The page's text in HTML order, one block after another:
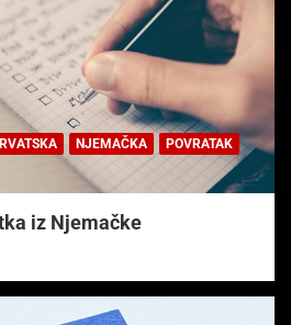
NJEMAČKA
POVRATAK
iz Njemačke